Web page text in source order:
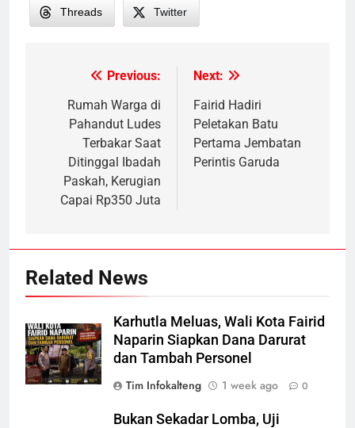
Threads Twitter
navigation
Previous:
Rumah Warga di
Pahandut Ludes
Terbakar Saat
Ditinggal Ibadah
Paskah, Kerugian
Capai Rp350 Juta
Next:
Fairid Hadiri
Peletakan Batu
Pertama Jembatan
Perintis Garuda
Related News
Karhutla Meluas, Wali Kota Fairid
Naparin Siapkan Dana Darurat
dan Tambah Personel
Tim Infokalteng
1 week ago 0
Bukan Sekadar Lomba, Uji